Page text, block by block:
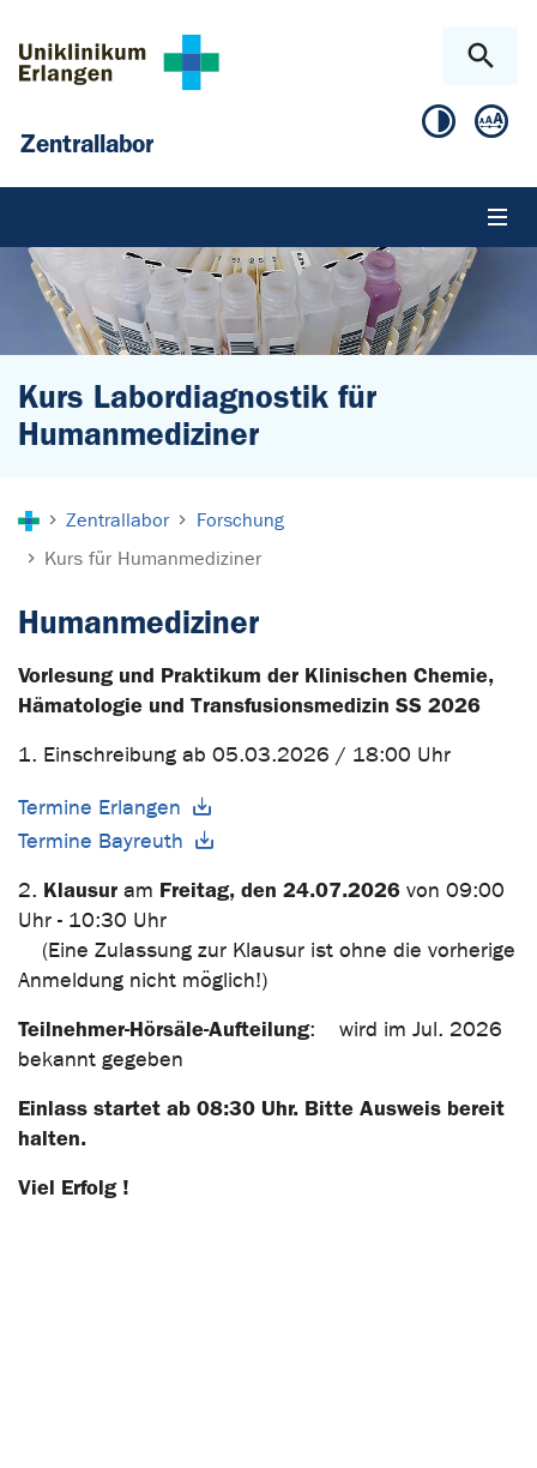
Zentrallabor
Kurs Labordiagnostik für
Humanmediziner
Zentrallabor
Forschung
Kurs für Humanmediziner
Humanmediziner
Vorlesung und Praktikum der Klinischen Chemie,
Hämatologie und Transfusionsmedizin SS 2026
1. Einschreibung ab 05.03.2026 / 18:00 Uhr
Termine Erlangen
Termine Bayreuth
2. Klausur am Freitag, den 24.07.2026 von 09:00
Uhr - 10:30 Uhr
(Eine Zulassung zur Klausur ist ohne die vorherige
Anmeldung nicht möglich!)
Teilnehmer-Hörsäle-Aufteilung: wird im Jul. 2026
bekannt gegeben
Einlass startet ab 08:30 Uhr. Bitte Ausweis bereit
halten.
Viel Erfolg !